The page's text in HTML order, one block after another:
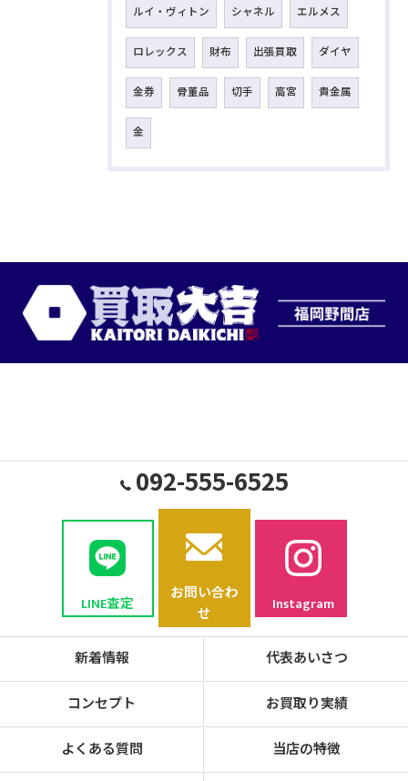
ルイ・ヴィトン シャネル エルメス
ロレックス 財布 出張買取 ダイヤ
金券 骨董品 切手 高宮 貴金属
金
092-555-6525
LINE査定
お問い合わ
せ
Instagram
新着情報
代表あいさつ
コンセプト
お買取り実績
よくある質問
当店の特徴